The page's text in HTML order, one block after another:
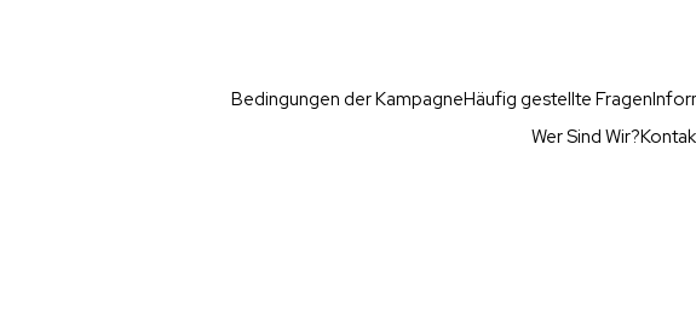
Bedingungen der KampagneHäufig gestellte Fragen
Wer Sind Wir?